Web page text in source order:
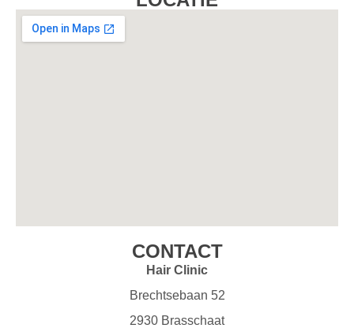
CONTACT
Hair Clinic
Brechtsebaan 52
2930 Brasschaat